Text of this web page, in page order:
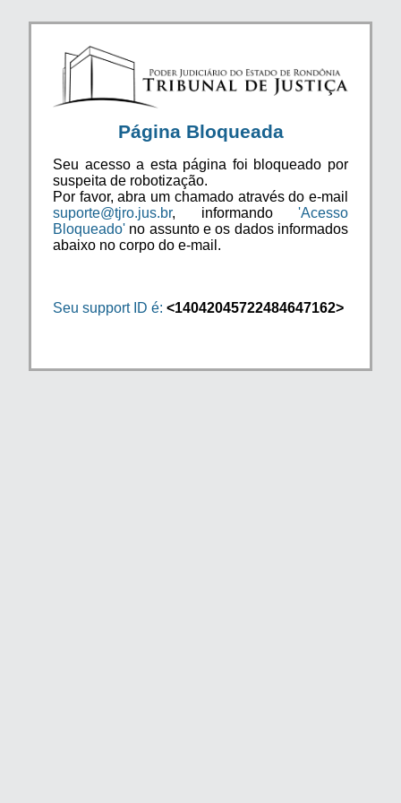
Página Bloqueada
Seu acesso a esta página foi bloqueado por
suspeita de robotização.
Por favor, abra um chamado através do e-mail
suporte@tjro.jus.br, informando 'Acesso
Bloqueado' no assunto e os dados informados
abaixo no corpo do e-mail.
Seu support ID é: <14042045722484647162>